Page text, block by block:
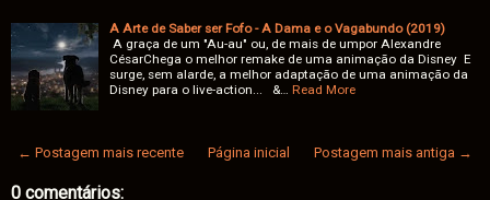
A Arte de Saber ser Fofo - A Dama e o Vagabundo (2019)
A graça de um "Au-au" ou, de mais de umpor Alexandre
CésarChega o melhor remake de uma animação da Disney E
surge, sem alarde, a melhor adaptação de uma animação da
Disney para o live-action... &… Read More
← Postagem mais recente Postagem mais antiga →
Página inicial
0 comentários: